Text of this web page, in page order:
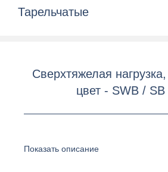
Тарельчатые
Сверхтяжелая
цвет - SWB /
Показать описание